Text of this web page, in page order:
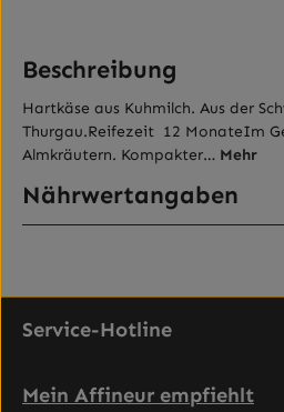
Beschreibung
Hartkäse aus Kuhmilch. Aus der
Thurgau.Reifezeit 12 MonateIm
Almkräutern. Kompakter… Mehr
Nährwertangaben
Service-Hotline
Mein Affineur empfiehlt